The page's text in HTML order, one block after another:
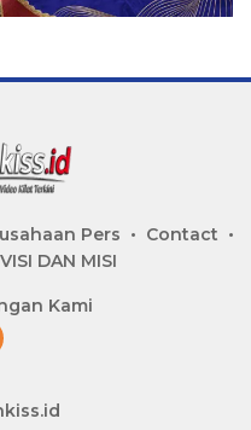
Pers
Contact
VISI DAN MISI
Kami